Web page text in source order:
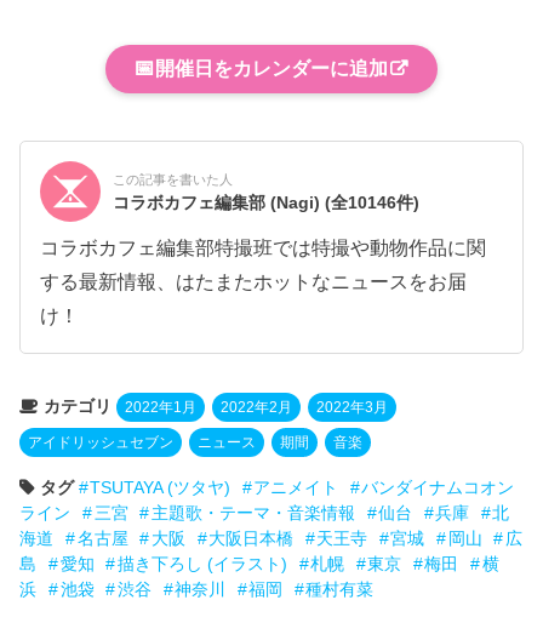
📅 開催日をカレンダーに追加
この記事を書いた人
コラボカフェ編集部 (Nagi)(全10146件)
コラボカフェ編集部特撮班では特撮や動物作品に関
する最新情報、はたまたホットなニュースをお届
け！
カテゴリ 2022年1月 2022年2月 2022年3月
アイドリッシュセブン ニュース 期間 音楽
タグ TSUTAYA (ツタヤ) アニメイト
バンダイナムコオン
ライン
三宮 主題歌・テーマ・音楽情報 仙台 兵庫
北
海道
名古屋 大阪 大阪日本橋 天王寺 宮城 岡山
広
島
愛知 描き下ろし (イラスト) 札幌 東京 梅田
横
浜
池袋 渋谷 神奈川 福岡 種村有菜